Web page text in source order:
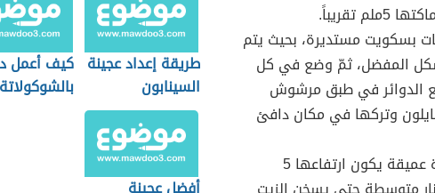
تقريباً.
بسكويت مستديرة، بحيث يتم
المفضل، ثمّ وضع في كل
الدوائر في طبق مرشوش
وتركها في مكان دافئ
وضع مقدار من الزيت في مقلاة عميقة يكون ارتفاعها 5
طريقة إعداد عجينة
السينابون
كيف أعمل
بالشوكولاتة